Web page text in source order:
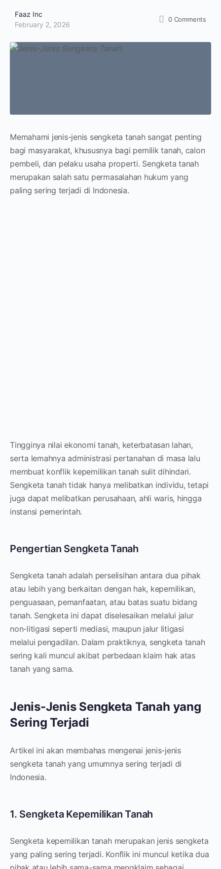
Faaz Inc
February 2, 2026
0 Comments
Memahami jenis-jenis sengketa tanah sangat penting
bagi masyarakat, khususnya bagi pemilik tanah, calon
pembeli, dan pelaku usaha properti. Sengketa tanah
merupakan salah satu permasalahan hukum yang
paling sering terjadi di Indonesia.
Tingginya nilai ekonomi tanah, keterbatasan lahan,
serta lemahnya administrasi pertanahan di masa lalu
membuat konflik kepemilikan tanah sulit dihindari.
Sengketa tanah tidak hanya melibatkan individu, tetapi
juga dapat melibatkan perusahaan, ahli waris, hingga
instansi pemerintah.
Pengertian Sengketa Tanah
Sengketa tanah adalah perselisihan antara dua pihak
atau lebih yang berkaitan dengan hak, kepemilikan,
penguasaan, pemanfaatan, atau batas suatu bidang
tanah. Sengketa ini dapat diselesaikan melalui jalur
non-litigasi seperti mediasi, maupun jalur litigasi
melalui pengadilan. Dalam praktiknya, sengketa tanah
sering kali muncul akibat perbedaan klaim hak atas
tanah yang sama.
Jenis-Jenis Sengketa Tanah yang
Sering Terjadi
Artikel ini akan membahas mengenai jenis-jenis
sengketa tanah yang umumnya sering terjadi di
Indonesia.
1. Sengketa Kepemilikan Tanah
Sengketa kepemilikan tanah merupakan jenis sengketa
yang paling sering terjadi. Konflik ini muncul ketika dua